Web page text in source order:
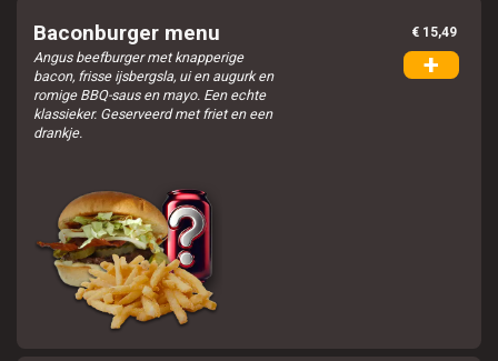
Baconburger menu
Angus beefburger met knapperige
bacon, frisse ijsbergsla, ui en augurk en
romige BBQ-saus en mayo. Een echte
klassieker. Geserveerd met friet en een
drankje.
€ 15,49
+